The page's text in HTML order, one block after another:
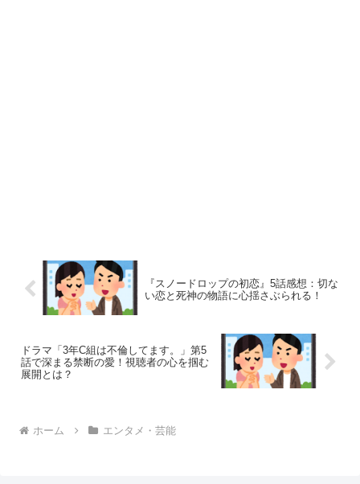
『スノードロップの初恋』5話感想：切な
い恋と死神の物語に心揺さぶられる！
ドラマ「3年C組は不倫してます。」第5
話で深まる禁断の愛！視聴者の心を掴む
展開とは？
ホーム エンタメ・芸能